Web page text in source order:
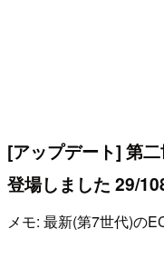
[アップデート] 第
登場しました 29/
メモ: 最新(第7世代)の